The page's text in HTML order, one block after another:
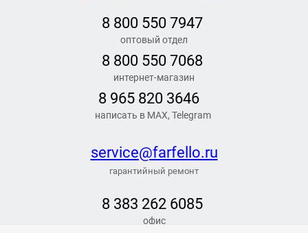
8 800 550 7947
оптовый отдел
8 800 550 7068
интернет-магазин
8 965 820 3646
написать в MAX, Telegram
service@farfello.ru
гарантийный ремонт
8 383 262 6085
офис